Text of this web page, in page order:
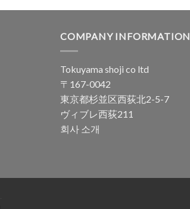
COMPANY INFORMATION
Tokuyama shoji co ltd
〒167-0042
東京都杉並区西荻北2-5-7
ヴィブレ西荻211
회사 소개